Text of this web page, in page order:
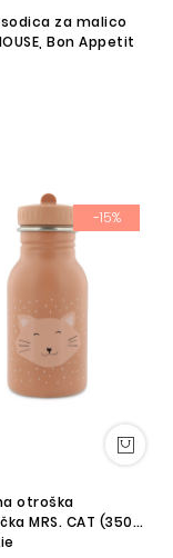
za malico
Bon Appetit
-15%
otroška
MRS. CAT (350